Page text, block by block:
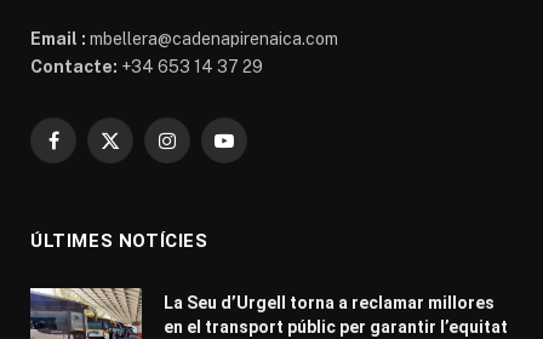
Email : mbellera@cadenapirenaica.com
Contacte: +34 653 14 37 29
Facebook
X
InstagramYouTube
ÚLTIMES NOTÍCIES
La Seu d’Urgell torna a reclamar millores
en el transport públic per garantir l’equitat